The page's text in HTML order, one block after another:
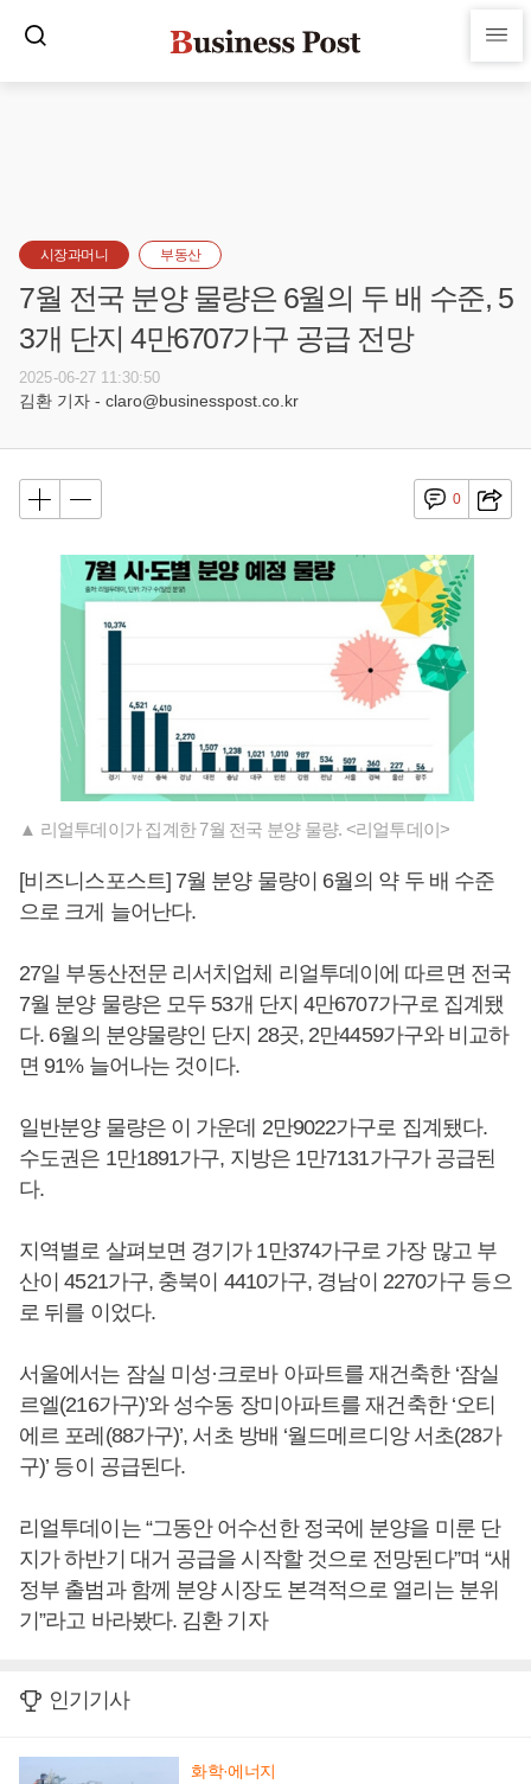
시장과머니 부동산
7월 전국 분양 물량은 6월의 두 배 수준, 5
3개 단지 4만6707가구 공급 전망
2025-06-27 11:30:50
김환 기자 - claro@businesspost.co.kr
0
▲ 리얼투데이가 집계한 7월 전국 분양 물량. <리얼투데이>
[비즈니스포스트] 7월 분양 물량이 6월의 약 두 배 수준
으로 크게 늘어난다.
27일 부동산전문 리서치업체 리얼투데이에 따르면 전국
7월 분양 물량은 모두 53개 단지 4만6707가구로 집계됐
다. 6월의 분양물량인 단지 28곳, 2만4459가구와 비교하
면 91% 늘어나는 것이다.
일반분양 물량은 이 가운데 2만9022가구로 집계됐다.
수도권은 1만1891가구, 지방은 1만7131가구가 공급된
다.
지역별로 살펴보면 경기가 1만374가구로 가장 많고 부
산이 4521가구, 충북이 4410가구, 경남이 2270가구 등으
로 뒤를 이었다.
서울에서는 잠실 미성·크로바 아파트를 재건축한 ‘잠실
르엘(216가구)’와 성수동 장미아파트를 재건축한 ‘오티
에르 포레(88가구)’, 서초 방배 ‘월드메르디앙 서초(28가
구)’ 등이 공급된다.
리얼투데이는 “그동안 어수선한 정국에 분양을 미룬 단
지가 하반기 대거 공급을 시작할 것으로 전망된다”며 “새
정부 출범과 함께 분양 시장도 본격적으로 열리는 분위
기”라고 바라봤다. 김환 기자
인기기사
화학·에너지